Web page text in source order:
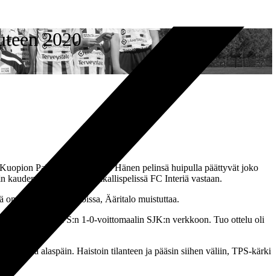
2020
Palloseuraa vastaan. Hänen pelinsä huipulla päättyvät joko
2020 toisessa paikallispelissä FC Interiä vastaan.
käsissä ja jaloissa, Ääritalo muistuttaa.
taituroi TPS:n 1-0-voittomaalin SJK:n verkkoon. Tuo ottelu oli
lähteä alaspäin. Haistoin tilanteen ja pääsin siihen väliin, TPS-kärki